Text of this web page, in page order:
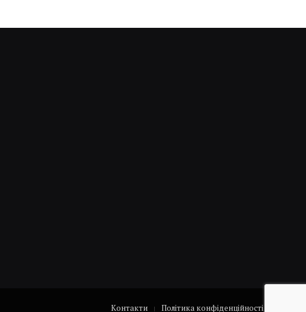
Контакти Політика конфіденційності